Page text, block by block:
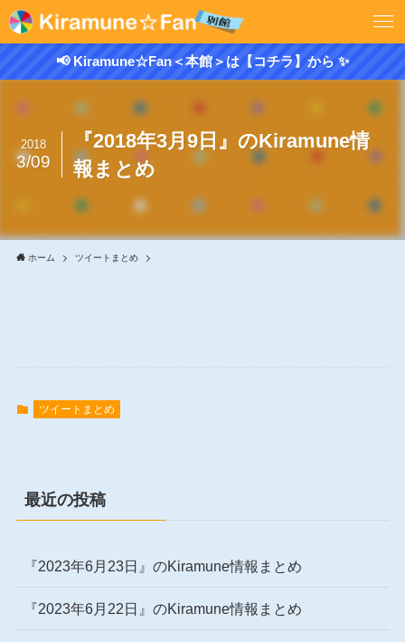
📢 Kiramune☆Fan＜本館＞は【コチラ】から ✨
『2018年3月9日』のKiramune情
報まとめ
2018
3/09
ホーム ツイートまとめ
ツイートまとめ
最近の投稿
『2023年6月23日』のKiramune情報まとめ
『2023年6月22日』のKiramune情報まとめ